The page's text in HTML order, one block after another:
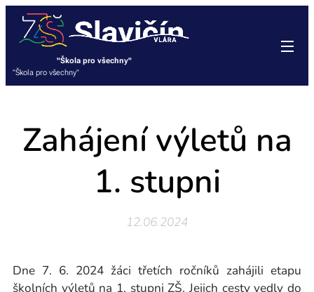
"Škola pro všechny"
"Škola pro všechny"
Zahájení výletů na
1. stupni
12.06.2024
Dne 7. 6. 2024 žáci třetích ročníků zahájili etapu
školních výletů na 1. stupni ZŠ. Jejich cesty vedly do